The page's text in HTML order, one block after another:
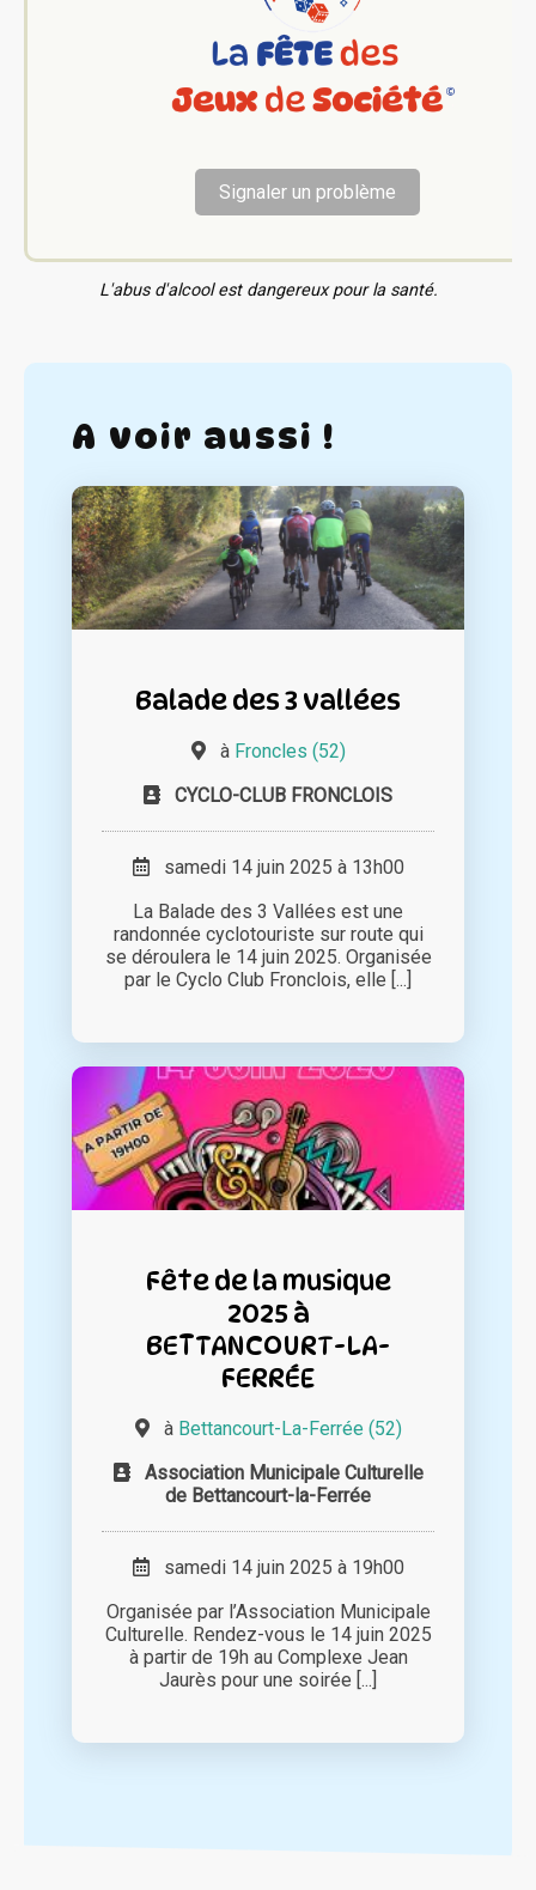
Signaler un problème
L'abus d'alcool est dangereux pour la santé.
A voir aussi !
Balade des 3 vallées
à Froncles (52)
CYCLO-CLUB FRONCLOIS
samedi 14 juin 2025 à 13h00
La Balade des 3 Vallées est une
randonnée cyclotouriste sur route qui
se déroulera le 14 juin 2025. Organisée
par le Cyclo Club Fronclois, elle [...]
Fête de la musique
2025 à
BETTANCOURT-LA-
FERRÉE
à Bettancourt-La-Ferrée (52)
Association Municipale Culturelle
de Bettancourt-la-Ferrée
samedi 14 juin 2025 à 19h00
Organisée par l’Association Municipale
Culturelle. Rendez-vous le 14 juin 2025
à partir de 19h au Complexe Jean
Jaurès pour une soirée [...]